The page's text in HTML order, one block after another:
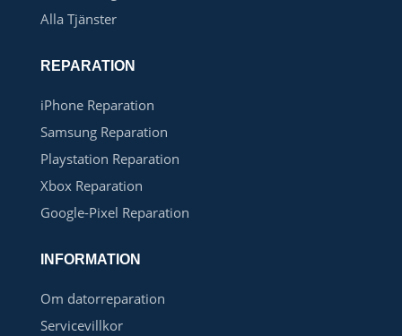
Alla Tjänster
REPARATION
iPhone Reparation
Samsung Reparation
Playstation Reparation
Xbox Reparation
Google-Pixel Reparation
INFORMATION
Om datorreparation
Servicevillkor